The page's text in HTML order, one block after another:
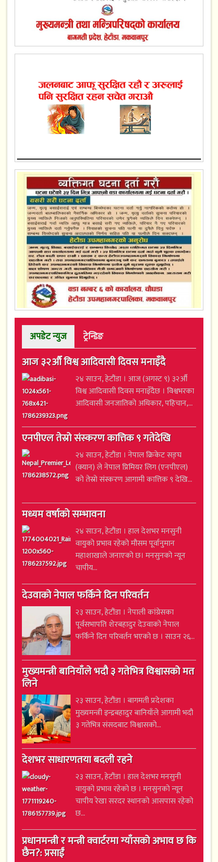
अपडेट न्युज ट्रेन्डिङ
आज ३२औँ विश्व आदिवासी दिवस मनाइँदै
२४ साउन, हेटौंडा । आज (अगस्ट ९) ३२औँ
विश्व आदिवासी दिवस मनाइँदैछ । विश्वभरका
आदिवासी जनजातिको अधिकार, पहिचान,...
एनपीएल तेस्रो संस्करण कात्तिक ९ गतेदेखि
२४ साउन, हेटौंडा । नेपाल क्रिकेट सङ्घ
(क्यान) ले नेपाल प्रिमियर लिग (एनपीएल)
को तेस्रो संस्करण आगामी कात्तिक ९ देखि...
मध्यम वर्षाको सम्भावना
२४ साउन, हेटौंडा । हाल देशभर मनसुनी
वायुको प्रभाव रहेको मौसम पूर्वानुमान
महाशाखाले जनाएको छ। मनसुनको न्यून
चापीय...
देउवाको नेपाल फर्किने दिन परिवर्तन
२३ साउन, हेटौंडा । नेपाली कांग्रेसका
पूर्वसभापति शेरबहादुर देउवाको नेपाल
फर्किने दिन परिवर्तन भएको छ । साउन २६...
मुख्यमन्त्री बानियाँले भदौ ३ गतेभित्र विश्वासको मत
लिने
२३ साउन, हेटौंडा । बागमती प्रदेशका
मुख्यमन्त्री इन्द्रबहादुर बानियाँले आगामी भदौ
३ गतेभित्र संसदबाट विश्वासको...
देशभर साधारणतया बदली रहने
२३ साउन, हेटौंडा । हाल देशभर मनसुनी
वायुको प्रभाव रहेको छ । मनसुनको न्यून
चापीय रेखा सरदर स्थानको आसपास रहेको
छ...
प्रधानमन्त्री र मन्त्री क्वार्टरमा ग्याँसको अभाव छ कि
छैन?: प्रसाईं